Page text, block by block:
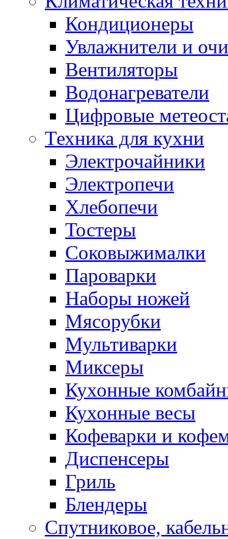
Кондиционеры
Увлажнители и
Вентиляторы
Водонагреватели
Цифровые
Техника для кухни
Электрочайники
Электропечи
Хлебопечи
Тостеры
Соковыжималки
Пароварки
Наборы ножей
Мясорубки
Мультиварки
Миксеры
Кухонные
Кухонные весы
Кофеварки и
Диспенсеры
Гриль
Блендеры
Спутниковое,